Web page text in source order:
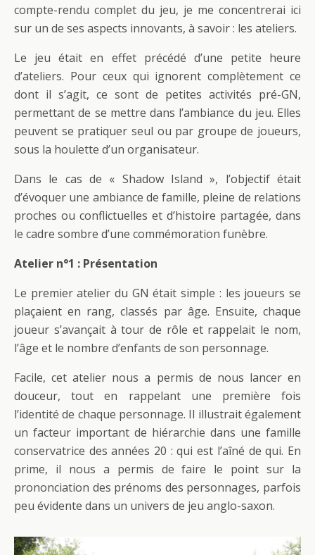
compte-rendu complet du jeu, je me concentrerai ici
sur un de ses aspects innovants, à savoir : les ateliers.
Le jeu était en effet précédé d’une petite heure
d’ateliers. Pour ceux qui ignorent complètement ce
dont il s’agit, ce sont de petites activités pré-GN,
permettant de se mettre dans l’ambiance du jeu. Elles
peuvent se pratiquer seul ou par groupe de joueurs,
sous la houlette d’un organisateur.
Dans le cas de « Shadow Island », l’objectif était
d’évoquer une ambiance de famille, pleine de relations
proches ou conflictuelles et d’histoire partagée, dans
le cadre sombre d’une commémoration funèbre.
Atelier n°1 : Présentation
Le premier atelier du GN était simple : les joueurs se
plaçaient en rang, classés par âge. Ensuite, chaque
joueur s’avançait à tour de rôle et rappelait le nom,
l’âge et le nombre d’enfants de son personnage.
Facile, cet atelier nous a permis de nous lancer en
douceur, tout en rappelant une première fois
l’identité de chaque personnage. Il illustrait également
un facteur important de hiérarchie dans une famille
conservatrice des années 20 : qui est l’aîné de qui. En
prime, il nous a permis de faire le point sur la
prononciation des prénoms des personnages, parfois
peu évidente dans un univers de jeu anglo-saxon.